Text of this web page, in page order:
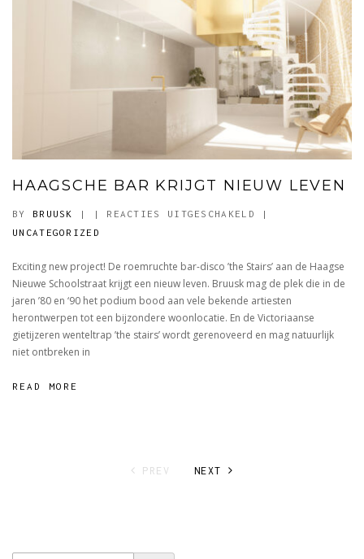
HAAGSCHE BAR KRIJGT NIEUW LEVEN
BY BRUUSK | | REACTIES UITGESCHAKELD VOOR
KRIJGT
NIEUW
LEVEN
|
UNCATEGORIZED
Exciting new project! De roemruchte bar-disco ’the Stairs’ aan de Haagse
Nieuwe Schoolstraat krijgt een nieuw leven. Bruusk mag de plek die in de
jaren ’80 en ‘90 het podium bood aan vele bekende artiesten
herontwerpen tot een bijzondere woonlocatie. En de Victoriaanse
gietijzeren wenteltrap ’the stairs’ wordt gerenoveerd en mag natuurlijk
niet ontbreken in
READ MORE
PREV NEXT